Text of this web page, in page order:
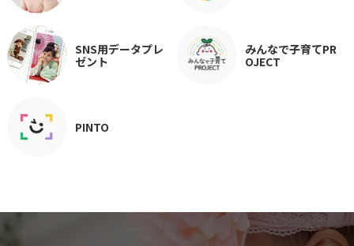
SNS用データプレ
ゼント
みんなで子育てPR
OJECT
PINTO